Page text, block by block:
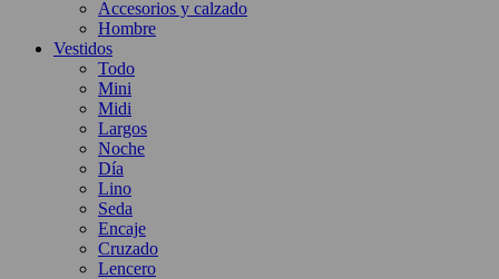
Accesorios y calzado
Hombre
Vestidos
Todo
Mini
Midi
Largos
Noche
Día
Lino
Seda
Encaje
Cruzado
Lencero